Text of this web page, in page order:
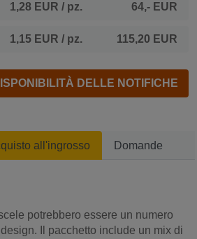
1,28 EUR / pz. 64,- EUR
1,15 EUR / pz. 115,20 EUR
DELLE NOTIFICHE
all'ingrosso Domande
potrebbero essere un numero
Il pacchetto include un mix di